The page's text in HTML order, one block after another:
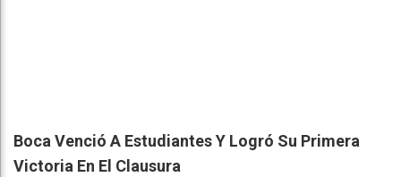
Boca Venció A Estudiantes Y Logró Su Primera
Victoria En El Clausura